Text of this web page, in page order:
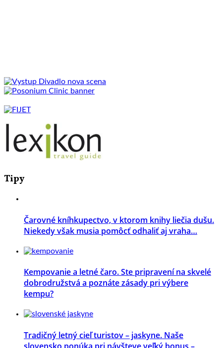
Tipy
Čarovné kníhkupectvo, v ktorom knihy liečia dušu.
Niekedy však musia pomôcť odhaliť aj vraha…
Kempovanie a letné čaro. Ste pripravení na skvelé
dobrodružstvá a poznáte zásady pri výbere
kempu?
Tradičný letný cieľ turistov – jaskyne. Naše